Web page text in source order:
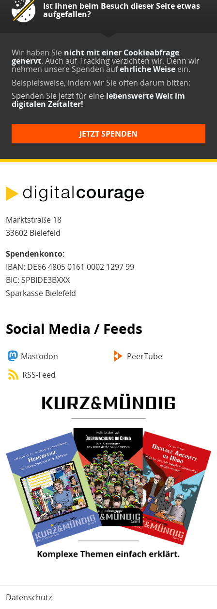
Ist Ihnen beim Besuch dieser Seite etwas
aufgefallen?
Wir haben Sie nicht mit einer Cookieabfrage
genervt. Auch auf Tracking verzichten wir. Denn wir
nehmen unsere Spenden aufehrliche Weise ein.
Beispielsweise, indem wir Sie offen darum bitten:
Spenden Sie jetztfür eine lebenswerte Welt im
digitalen Zeitalter!
JETZT SPENDEN
Marktstraße 18
33602 Bielefeld
Spendenkonto:
IBAN: DE66 4805 0161 0002 1297 99
BIC: SPBIDE3BXXX
Sparkasse Bielefeld
Social Media / Feeds
Mastodon
PeerTube
RSS-Feed
Fußbereich
Datenschutz